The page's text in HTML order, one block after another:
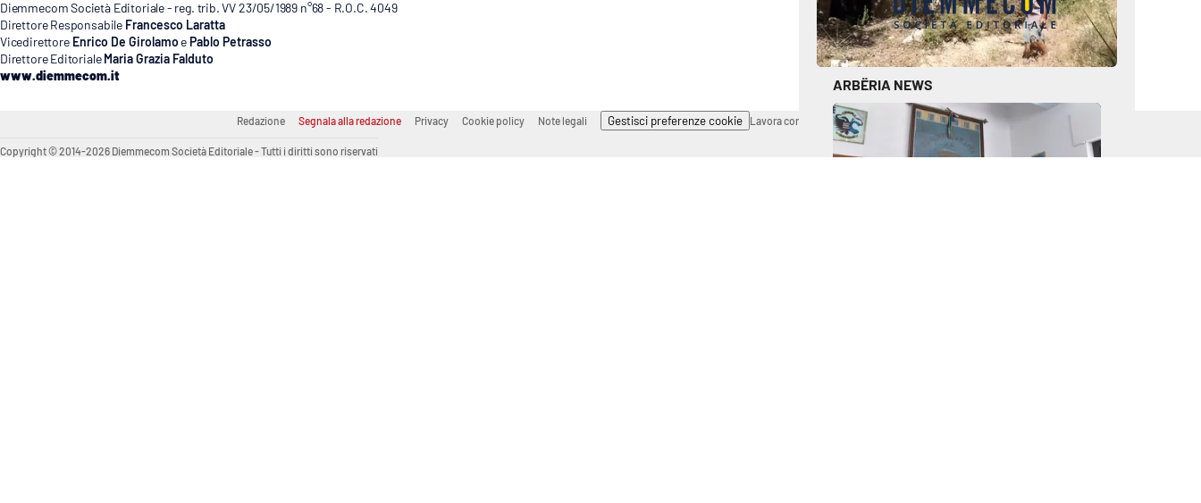
Leggendo Alvaro insieme
Imprese Di Calabria
ARBËRIA NEWS
Diemmecom Società Editoriale - reg. trib. VV 23/05/1989 n°68 - R.O.C. 4049
Direttore Responsabile Francesco Laratta
Vicedirettore Enrico De Girolamo e Pablo Petrasso
Direttore Editoriale Maria Grazia Falduto
www.diemmecom.it
Redazione Segnala alla redazione Privacy Cookie policy Note legali Gestisci preferenze cookie Lavora con noi
Copyright © 2014-2026 Diemmecom Società Editoriale - Tutti i diritti sono riservati